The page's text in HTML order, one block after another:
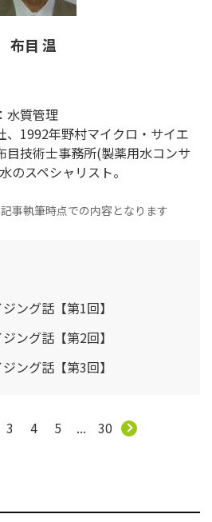
布目 温
水質管理
、1992年野村マイクロ・サイエ
目技術士事務所(製薬用水コンサ
のスペシャリスト。
事執筆時点での内容となります
ング話【第1回】
ング話【第2回】
ング話【第3回】
3 4 5 ... 30